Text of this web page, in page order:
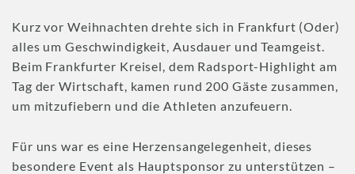
Kurz vor Weihnachten drehte sich in Frankfurt (Oder)
alles um Geschwindigkeit, Ausdauer und Teamgeist.
Beim Frankfurter Kreisel, dem Radsport-Highlight am
Tag der Wirtschaft, kamen rund 200 Gäste zusammen,
um mitzufiebern und die Athleten anzufeuern.
Für uns war es eine Herzensangelegenheit, dieses
besondere Event als Hauptsponsor zu unterstützen –